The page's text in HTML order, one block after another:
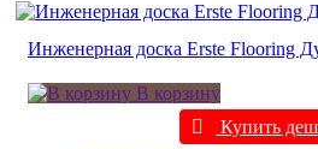
Инженерная доска Erste Flooring
В корзину
Купить